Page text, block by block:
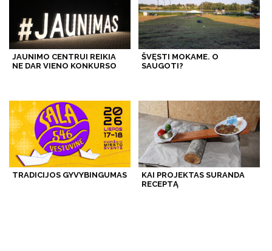
JAUNIMO CENTRUI REIKIA
NE DAR VIENO KONKURSO
ŠVĘSTI MOKAME. O
SAUGOTI?
TRADICIJOS GYVYBINGUMAS
KAI PROJEKTAS SURANDA
RECEPTĄ